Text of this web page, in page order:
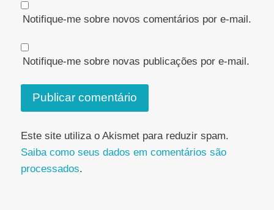
Notifique-me sobre novos comentários por e-mail.
Notifique-me sobre novas publicações por e-mail.
Este site utiliza o Akismet para reduzir spam.
Saiba como seus dados em comentários são
processados.